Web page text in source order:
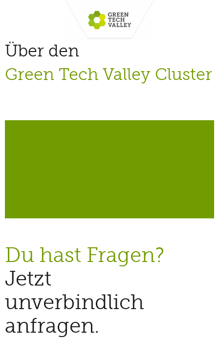
Über den
Green Tech Valley Cluster
Du hast Fragen?
Jetzt
unverbindlich
anfragen.